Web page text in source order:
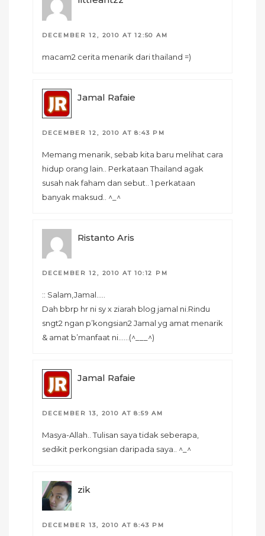
DECEMBER 12, 2010 AT 12:50 AM
macam2 cerita menarik dari thailand =)
Jamal Rafaie
DECEMBER 12, 2010 AT 8:43 PM
Memang menarik, sebab kita baru melihat cara
hidup orang lain.. Perkataan Thailand agak
susah nak faham dan sebut.. 1 perkataan
banyak maksud.. ^_^
Ristanto Aris
DECEMBER 12, 2010 AT 10:12 PM
:: Salam,Jamal…..
Dah bbrp hr ni sy x ziarah blog jamal ni.Rindu
sngt2 ngan p’kongsian2 Jamal yg amat menarik
& amat b’manfaat ni……(^___^)
Jamal Rafaie
DECEMBER 13, 2010 AT 8:59 AM
Masya-Allah.. Tulisan saya tidak seberapa,
sedikit perkongsian daripada saya.. ^_^
zik
DECEMBER 13, 2010 AT 8:43 PM